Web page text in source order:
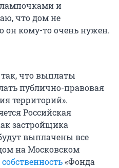
и
что дом не
он кому-то очень нужен.
что выплаты
публично-правовая
территорий».
Российская
застройщика
выплачены все
на Московском
«Фонда